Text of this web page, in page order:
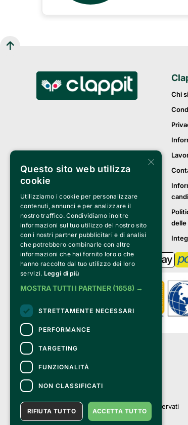
Chi
delle
Bemils Srl
Via Fosse Ardeatine, 4 -20092 Cinisello
PI 05589050961
© 2010-2025 Bemils Srl - Tutti i diritti riservati
×
Questo sito web utilizza
cookie
Utilizziamo i cookie per personalizzare
contenuti, annunci e per analizzare il
nostro traffico. Condividiamo inoltre
informazioni sul tuo utilizzo del nostro sito
con i nostri partner pubblicitari e di analisi
che potrebbero combinarle con altre
informazioni che hai fornito loro o che
hanno raccolto dal tuo utilizzo dei loro
servizi. Leggi di più
MOSTRA TUTTI I PARTNER (1658) →
STRETTAMENTE NECESSARI
PERFORMANCE
TARGETING
FUNZIONALITÀ
NON CLASSIFICATI
ACCETTA TUTTO
RIFIUTA TUTTO